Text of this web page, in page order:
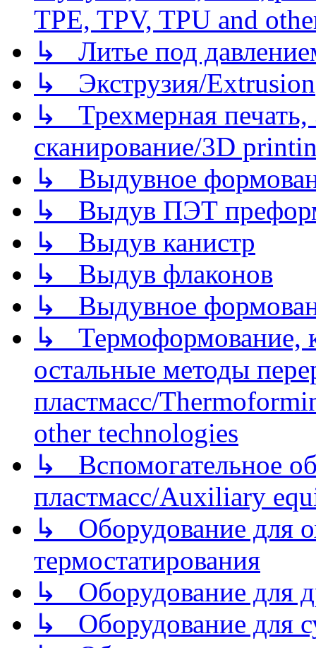
TPE, TPV, TPU and
↳ Литье под
↳ Экструзия/Extrusion
↳ Трехмерная
сканирование/3D
↳ Выдувное
↳ Выдув ПЭТ
↳ Выдув канистр
↳ Выдув флаконов
↳ Выдувное
↳ Термоформование,
остальные методы
пластмасс/
other technologies
↳ Вспомогательное
пластмасс/Auxiliary
↳ Оборудование для
термостатирования
↳ Оборудование для
↳ Оборудование для